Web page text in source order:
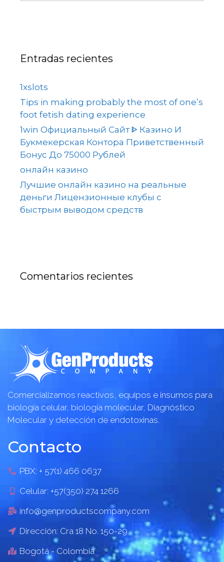
Entradas recientes
1xslots
Tips in making probably the most of one’s
foot fetish dating experience
1win Официальный Сайт ᐈ Казино И
Букмекерская Контора Приветственный
Бонус До 75000 Рублей
онлайн казино
Лучшие онлайн казино на реальные
деньги Лицензионные клубы с
быстрым выводом средств
Comentarios recientes
Comercializamos reactivos, equipos e insumos para
biología celular, biología molecular, Diagnóstico
Molecular y detección de endotoxinas.
Contacto
PBX: + 57(1) 466 0637
Celular: +57(350) 274 1266
info@genproductscompany.com
Dirección: Cra 18 No. 150-29
Bogotá - Colombia